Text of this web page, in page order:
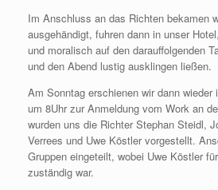
Im Anschluss an das Richten bekamen
ausgehändigt, fuhren dann in unser
und moralisch auf den darauffolgenden
und den Abend lustig ausklingen ließen.
Am Sonntag erschienen wir dann
um 8Uhr zur Anmeldung vom Work an
wurden uns die Richter Stephan Steidl,
Verrees und Uwe Köstler vorgestellt.
Gruppen eingeteilt, wobei Uwe Köstler
zuständig war.